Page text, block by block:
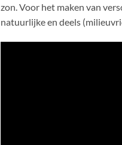
zon. Voor het maken van
natuurlijke en deels